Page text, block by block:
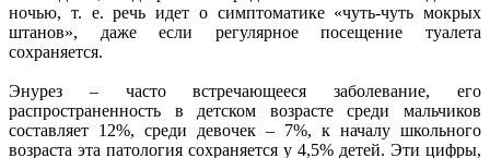
ночью, т. е. речь идет о симптоматике «чуть-чуть мокрых
штанов», даже если регулярное посещение туалета
сохраняется.
Энурез – часто встречающееся заболевание, его
распространенность в детском возрасте среди мальчиков
составляет 12%, среди девочек – 7%, к началу школьного
возраста эта патология сохраняется у 4,5% детей. Эти цифры,